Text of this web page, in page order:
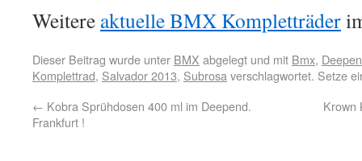
Weitere aktuelle BMX Kompletträder
Dieser Beitrag wurde unter BMX abgelegt und mit Bmx,
Komplettrad, Salvador 2013, Subrosa verschlagwortet. Setze
← Kobra Sprühdosen 400 ml im Deepend.
Frankfurt !
Krown